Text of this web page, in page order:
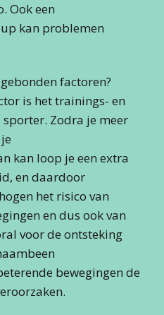
Ook een
kan problemen
factoren?
is het trainings- en
Zodra je meer
kan loop je een extra
en daardoor
het risico van
en dus ook van
voor de ontsteking
bewegingen de